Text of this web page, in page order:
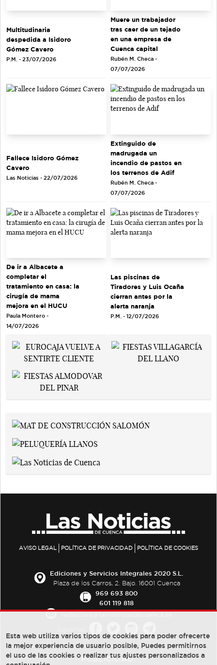
Multitudinaria
despedida a Isidoro
Gómez Cavero
P.M. - 23/07/2026
Muere un trabajador
tras caer de un tejado
en una empresa de
Cuenca capital
Rubén M. Checa -
07/07/2026
Fallece Isidoro Gómez
Cavero
Las Noticias - 22/07/2026
Extinguido de
madrugada un
incendio de pastos en
los terrenos de Adif
Rubén M. Checa -
07/07/2026
De ir a Albacete a
completar el
tratamiento en casa: la
cirugía de mama
mejora en el HUCU
Paula Montero -
14/07/2026
Las piscinas de
Tiradores y Luis Ocaña
cierran antes por la
alerta naranja
P.M. - 12/07/2026
AVISO LEGAL POLÍTICA DE PRIVACIDAD POLÍTICA DE COOKIES
Ediciones y Servicios Integrales 2020 S.L.
Plaza de los Carros, 2. Bajo. 16001 Cuenca
969 693 800
601 119 818
PUBLICIDAD:
Esta web utiliza varios tipos de cookies para poder ofrecerte
la mejor experiencia de usuario posible, Puedes permitirnos
el uso de las cookies o realizar tus ajustes personalizados a